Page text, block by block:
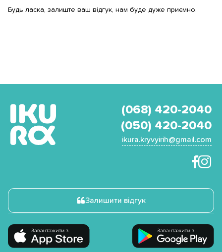
Будь ласка, залиште ваш відгук, нам буде дуже приємно.
(068) 420-2040
(050) 420-2040
ikura.kryvyirih@gmail.com
Залишити відгук